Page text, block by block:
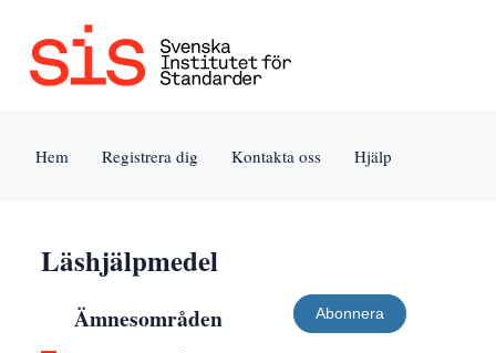
Jump
Tillgänglighet
Användarvillkor
Hem Registrera dig Kontakta oss Hjälp
Läshjälpmedel
Ämnesområden Abonnera